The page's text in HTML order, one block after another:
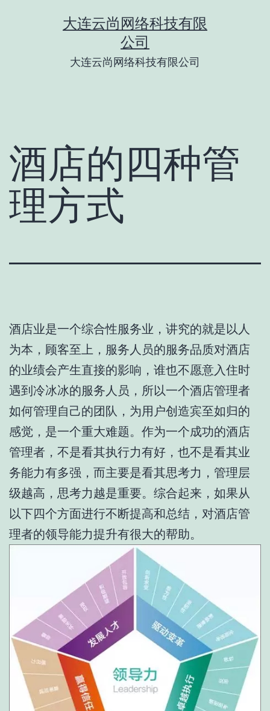
大连云尚网络科技有限
公司
大连云尚网络科技有限公司
酒店的四种管
理方式
酒店业是一个综合性服务业，讲究的就是以人
为本，顾客至上，服务人员的服务品质对酒店
的业绩会产生直接的影响，谁也不愿意入住时
遇到冷冰冰的服务人员，所以一个酒店管理者
如何管理自己的团队，为用户创造宾至如归的
感觉，是一个重大难题。作为一个成功的酒店
管理者，不是看其执行力有好，也不是看其业
务能力有多强，而主要是看其思考力，管理层
级越高，思考力越是重要。综合起来，如果从
以下四个方面进行不断提高和总结，对酒店管
理者的领导能力提升有很大的帮助。